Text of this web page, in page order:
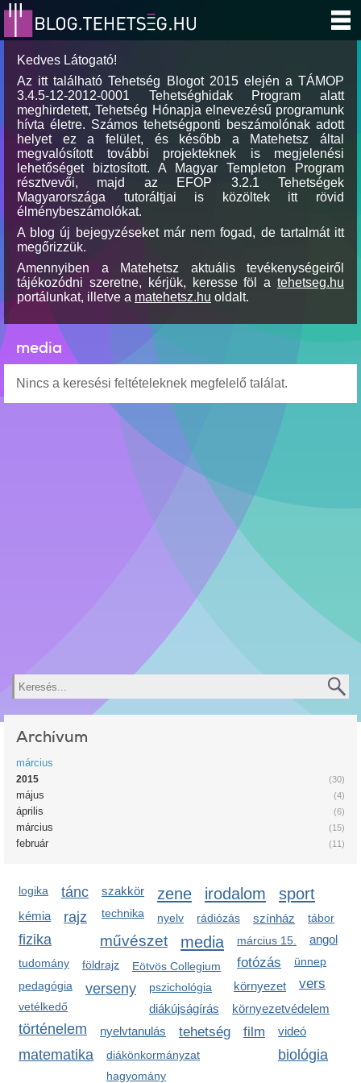
Kedves Látogató!
Az itt található Tehetség Blogot 2015 elején a TÁMOP
3.4.5-12-2012-0001 Tehetséghidak Program alatt
meghirdetett, Tehetség Hónapja elnevezésű programunk
hívta életre. Számos tehetségponti beszámolónak adott
helyet ez a felület, és később a Matehetsz által
megvalósított további projekteknek is megjelenési
lehetőséget biztosított. A Magyar Templeton Program
résztvevői, majd az EFOP 3.2.1 Tehetségek
Magyarországa tutoráltjai is közöltek itt rövid
élménybeszámolókat.
A blog új bejegyzéseket már nem fogad, de tartalmát itt
megőrizzük.
Amennyiben a Matehetsz aktuális tevékenységeiről
tájékozódni szeretne, kérjük, keresse föl a tehetseg.hu
portálunkat, illetve a matehetsz.hu oldalt.
media
Nincs a keresési feltételeknek megfelelő találat.
Keresés
Archívum
március
(30)
2015
(4)
május
(6)
április
(15)
március
(11)
február
logika tánc szakkör zene irodalom sport
technika
kémia nyelv
rajz rádiózás színház
művészet
tábor
media
fizika március 15. angol
fotózás
tudomány ünnep
földrajz
Eötvös Collegium
pedagógia
környezet
verseny
pszichológia
vetélkedő
diákújságírás környezetvédelem
történelem nyelvtanulás
vers
tehetség film
matematika
videó
diákönkormányzat biológia
hagyomány